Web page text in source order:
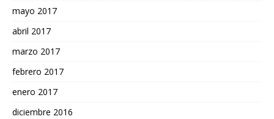
mayo 2017
abril 2017
marzo 2017
febrero 2017
enero 2017
diciembre 2016